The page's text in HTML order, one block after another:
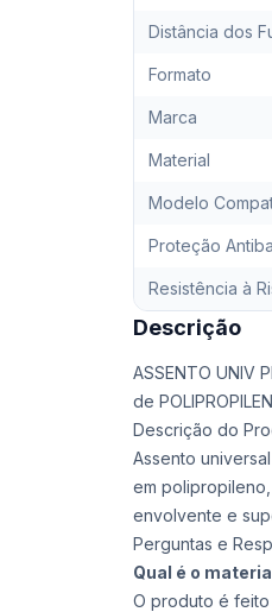
Distância dos
Formato
Marca
Material
Modelo
Proteção
Resistência à
Descrição
ASSENTO UNIV
de
Descrição do
Assento
em
envolvente e
Perguntas e
Qual é o
O produto é feito